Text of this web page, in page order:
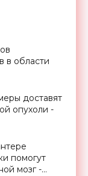
в области
доставят
опухоли -
помогут
мозг -